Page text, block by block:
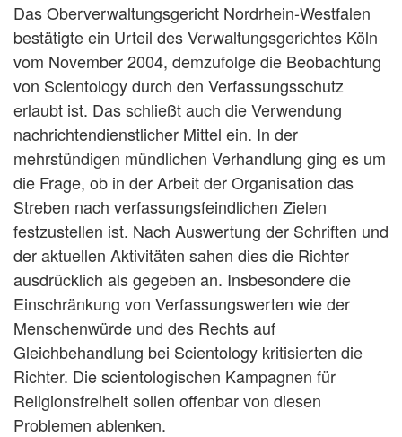
Das Oberverwaltungsgericht Nordrhein-Westfalen
bestätigte ein Urteil des Verwaltungsgerichtes Köln
vom November 2004, demzufolge die Beobachtung
von Scientology durch den Verfassungsschutz
erlaubt ist. Das schließt auch die Verwendung
nachrichtendienstlicher Mittel ein. In der
mehrstündigen mündlichen Verhandlung ging es um
die Frage, ob in der Arbeit der Organisation das
Streben nach verfassungsfeindlichen Zielen
festzustellen ist. Nach Auswertung der Schriften und
der aktuellen Aktivitäten sahen dies die Richter
ausdrücklich als gegeben an. Insbesondere die
Einschränkung von Verfassungswerten wie der
Menschenwürde und des Rechts auf
Gleichbehandlung bei Scientology kritisierten die
Richter. Die scientologischen Kampagnen für
Religionsfreiheit sollen offenbar von diesen
Problemen ablenken.